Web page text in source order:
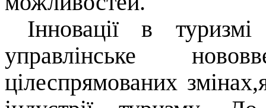
Інновації в туризмі
управлінське
цілеспрямованих